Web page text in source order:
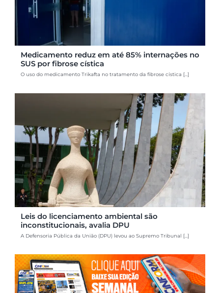
Medicamento reduz em até 85% internações no
SUS por fibrose cística
O uso do medicamento Trikafta no tratamento da fibrose cística [...]
Leis do licenciamento ambiental são
inconstitucionais, avalia DPU
A Defensoria Pública da União (DPU) levou ao Supremo Tribunal [...]